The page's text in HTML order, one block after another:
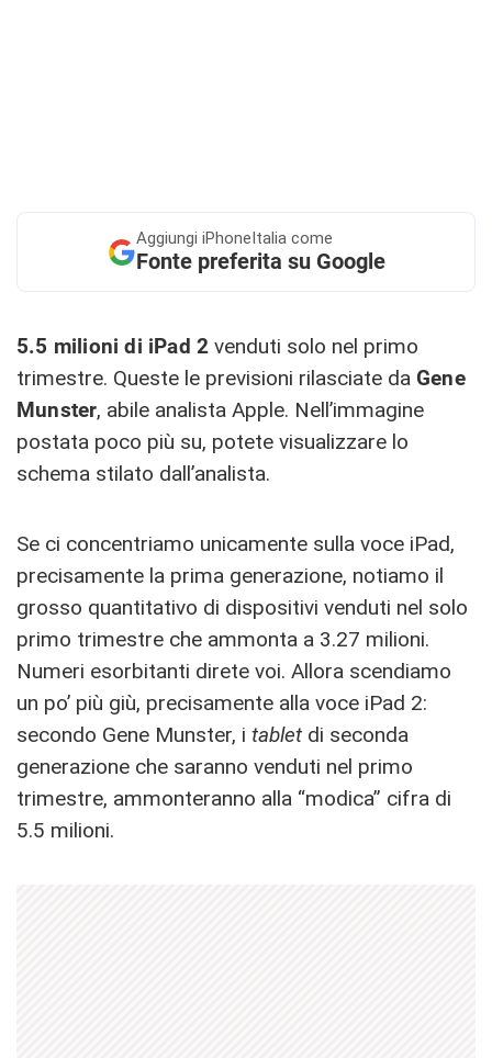
Aggiungi iPhoneItalia come
Fonte preferita su Google
5.5 milioni di iPad 2 venduti solo nel primo
trimestre. Queste le previsioni rilasciate da Gene
Munster, abile analista Apple. Nell’immagine
postata poco più su, potete visualizzare lo
schema stilato dall’analista.
Se ci concentriamo unicamente sulla voce iPad,
precisamente la prima generazione, notiamo il
grosso quantitativo di dispositivi venduti nel solo
primo trimestre che ammonta a 3.27 milioni.
Numeri esorbitanti direte voi. Allora scendiamo
un po’ più giù, precisamente alla voce iPad 2:
secondo Gene Munster, i tablet di seconda
generazione che saranno venduti nel primo
trimestre, ammonteranno alla “modica” cifra di
5.5 milioni.